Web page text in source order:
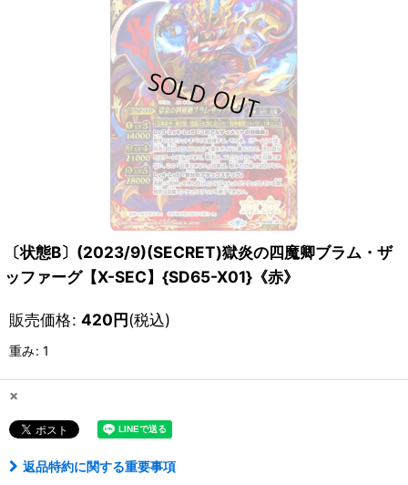
〔状態B〕(2023/9)(SECRET)獄炎の四魔卿ブラム・ザ
ッファーグ【X-SEC】{SD65-X01}《赤》
販売価格: 420円(税込)
重み: 1
×
返品特約に関する重要事項